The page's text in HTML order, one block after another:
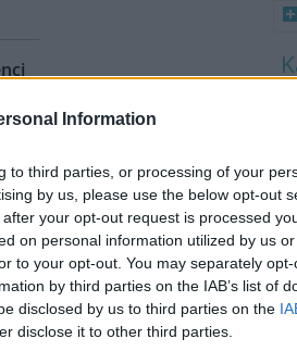
Information
to third parties, or processing of your
by us, please use the below opt-out
your opt-out request is processed
on personal information utilized by us
to your opt-out. You may separately
by third parties on the IAB’s list of
disclosed by us to third parties on the
disclose it to other third parties.
31.
na